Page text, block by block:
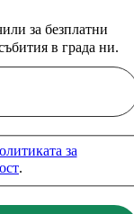
за безплатни
в града ни.
за
.